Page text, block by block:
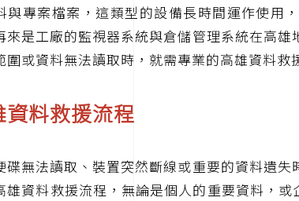
與專案檔案，這類型的設備長時間運作使用
來是工廠的監視器系統與倉儲管理系統在高
圍或資料無法讀取時，就需專業的高雄資料救
資料救援流程
碟無法讀取、裝置突然斷線或重要的資料遺
雄資料救援流程，無論是個人的重要資料，